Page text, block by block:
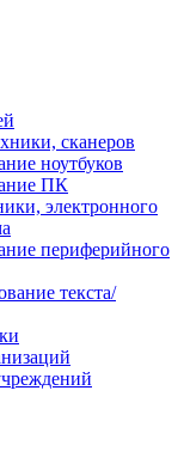
сканеров
ноутбуков
ПК
электронного
периферийного
текста/